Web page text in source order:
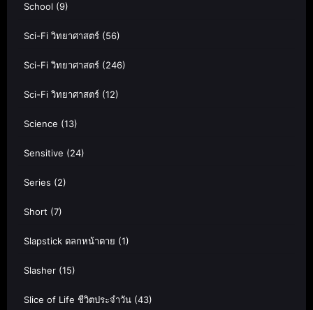
School (9)
Sci-Fi วิทยาศาสตร์ (56)
Sci-Fi วิทยาศาสตร์ (246)
Sci-Fi วิทยาศาสตร์ (12)
Science (13)
Sensitive (24)
Series (2)
Short (7)
Slapstick ตลกหน้าตาย (1)
Slasher (15)
Slice of Life ชีวิตประจำวัน (43)